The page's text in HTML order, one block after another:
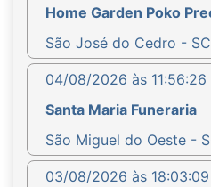
Home Garden Poko
São José do Cedro -
04/08/2026 às 11:56:26
Santa Maria Funeraria
São Miguel do Oeste -
03/08/2026 às 18:03:09